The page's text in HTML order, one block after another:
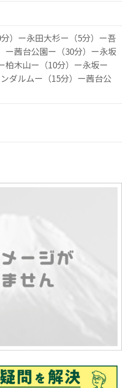
）ー永田大杉ー（5分）ー吾
ー茜台公園ー（30分）ー永坂
柏木山ー（10分）ー永坂ー
ンダルムー（15分）ー茜台公